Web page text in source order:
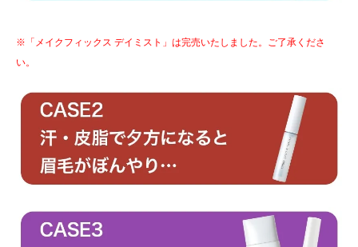
※「メイクフィックス デイミスト」は完売いたしました。ご了承くださ
い。